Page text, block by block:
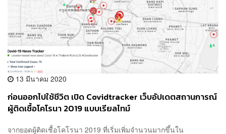
13 มีนาคม 2020
ก่อนออกไปใช้ชีวิต เปิด Covidtracker เว็บอัปเดตสถานการณ์
ผู้ติดเชื้อโคโรนา 2019 แบบเรียลไทม์
จากยอดผู้ติดเชื้อโคโรนา 2019 ที่เริ่มเพิ่มจำนวนมากขึ้นใน